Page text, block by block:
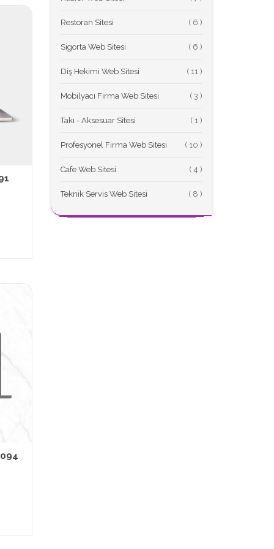
Restoran Sitesi (
Sigorta Web Sitesi (
Diş Hekimi Web Sitesi (
Mobilyacı Firma Web Sitesi (
Takı - Aksesuar Sitesi (
Profesyonel Firma Web Sitesi (
Cafe Web Sitesi (
Teknik Servis Web Sitesi (